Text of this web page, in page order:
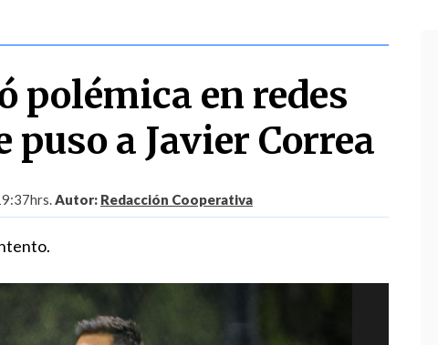
polémica en redes
puso a Javier Correa
Autor: Redacción Cooperativa